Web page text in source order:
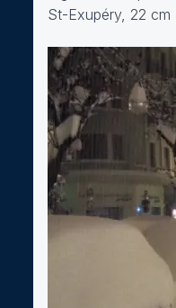
St-Exupéry, 22 cm